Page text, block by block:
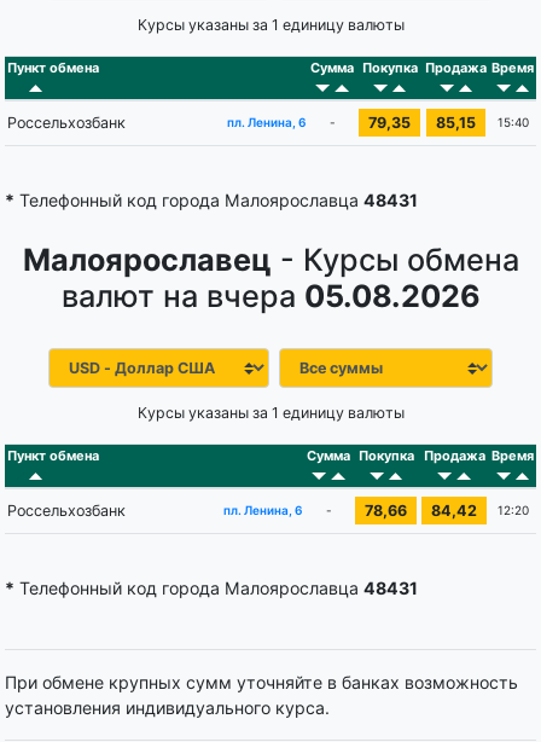
Курсы указаны за 1 единицу валюты
Пункт обмена Сумма Покупка Продажа Время
Россельхозбанк пл. Ленина, 6 - 79,35 85,15 15:40
* Телефонный код города Малоярославца 48431
Малоярославец - Курсы обмена
валют на вчера 05.08.2026
Курсы указаны за 1 единицу валюты
Пункт обмена Сумма Покупка Продажа Время
Россельхозбанк пл. Ленина, 6 - 78,66 84,42 12:20
* Телефонный код города Малоярославца 48431
При обмене крупных сумм уточняйте в банках возможность
установления индивидуального курса.